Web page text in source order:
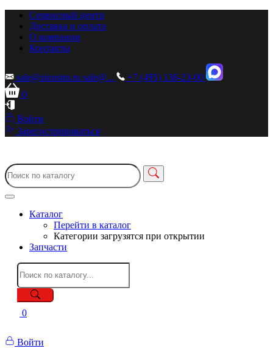
Сервисный центр
Доставка и оплата
О компании
Контакты
sale@zionstm.ru sale@...
+7 (495) 136-23-00
0
Войти
Зарегистрироваться
Каталог
Перейти в каталог
Категории загрузятся при открытии
Запчасти
0
Войти